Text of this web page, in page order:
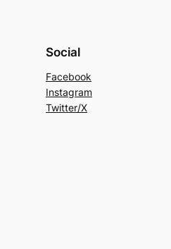
Social
Facebook
Instagram
Twitter/X